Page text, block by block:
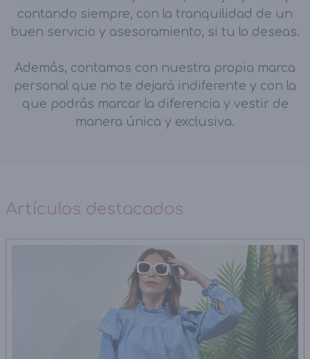
contando siempre, con la tranquilidad de un
buen servicio y asesoramiento, si tu lo deseas.
Además, contamos con nuestra propia marca
personal que no te dejará indiferente y con la
que podrás marcar la diferencia y vestir de
manera única y exclusiva.
Artículos destacados